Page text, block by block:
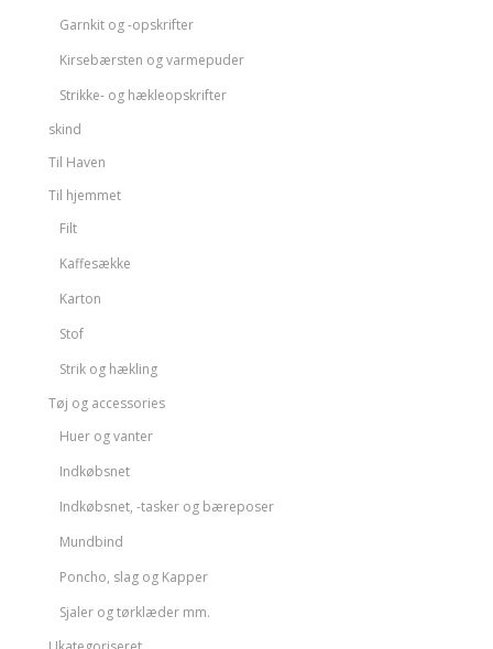
Garnkit og -opskrifter
Kirsebærsten og varmepuder
Strikke- og hækleopskrifter
skind
Til Haven
Til hjemmet
Filt
Kaffesække
Karton
Stof
Strik og hækling
Tøj og accessories
Huer og vanter
Indkøbsnet
Indkøbsnet, -tasker og bæreposer
Mundbind
Poncho, slag og Kapper
Sjaler og tørklæder mm.